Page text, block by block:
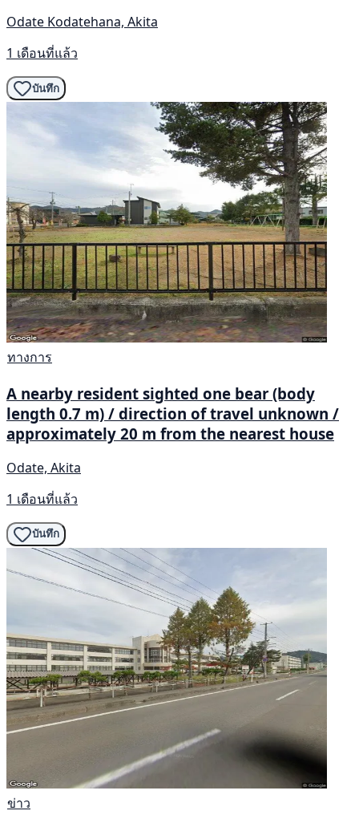
Odate Kodatehana, Akita
1 เดือนที่แล้ว
บันทึก
ทางการ
A nearby resident sighted one bear (body
length 0.7 m) / direction of travel unknown /
approximately 20 m from the nearest house
Odate, Akita
1 เดือนที่แล้ว
บันทึก
ข่าว